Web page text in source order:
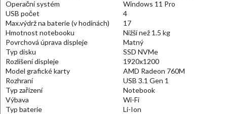
Operační systém
Windows 11 Pro
USB počet
4
Max.výdrž na baterie (v hodinách)
17
Hmotnost notebooku
Nižší než 1.5 kg
Povrchová úprava displeje
Matný
Typ disku
SSD NVMe
Rozlišení displeje
1920x1200
Model grafické karty
AMD Radeon 760M
Rozhraní
USB 3.1 Gen 1
Typ zařízení
Notebook
Výbava
Wi-Fi
Typ baterie
Li-Ion